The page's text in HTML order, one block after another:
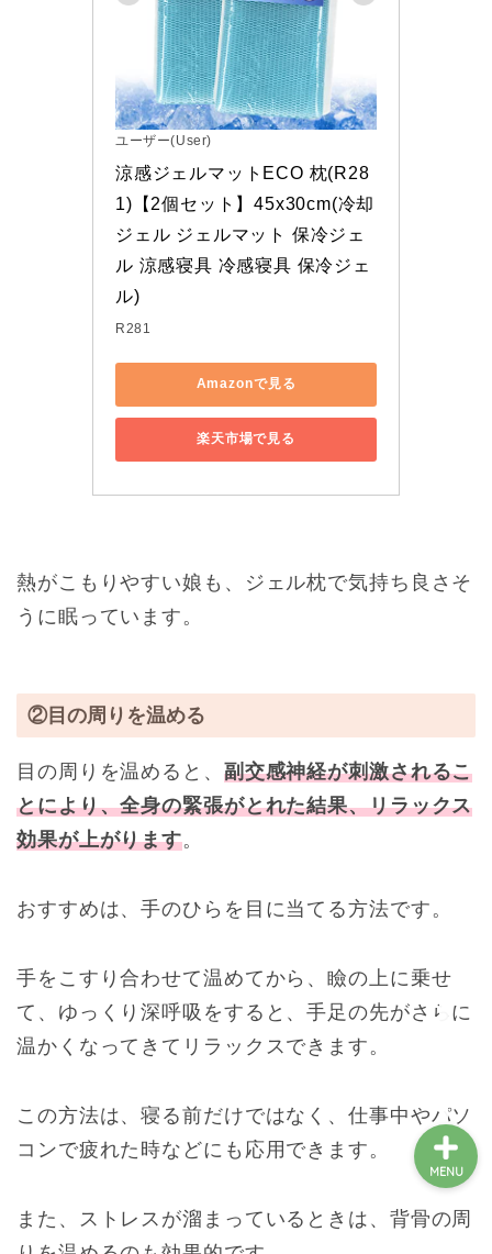
ユーザー(User)
涼感ジェルマットECO 枕(R28
1)【2個セット】45x30cm(冷却
ジェル ジェルマット 保冷ジェ
ル 涼感寝具 冷感寝具 保冷ジェ
ル)
R281
Amazonで見る
楽天市場で見る
熱がこもりやすい娘も、ジェル枕で気持ち良さそ
うに眠っています。
②目の周りを温める
目の周りを温めると、 副交感神経が刺激されるこ
とにより、全身の緊張がとれた結果、リラックス
効果が上がります。
おすすめは、手のひらを目に当てる方法です。
手をこすり合わせて温めてから、瞼の上に乗せ
て、ゆっくり深呼吸をすると、手足の先がさらに
温かくなってきてリラックスできます。
この方法は、寝る前だけではなく、仕事中やパソ
コンで疲れた時などにも応用できます。
また、ストレスが溜まっているときは、背骨の周
MENU
障害児のご家族向け
絵本をつくりたい方
支援をしたい方